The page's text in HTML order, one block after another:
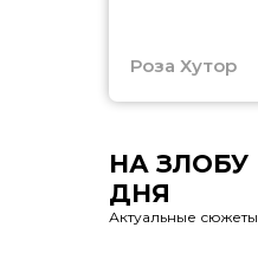
Роза Хутор
НА ЗЛОБУ
ДНЯ
Актуальные сюжеты